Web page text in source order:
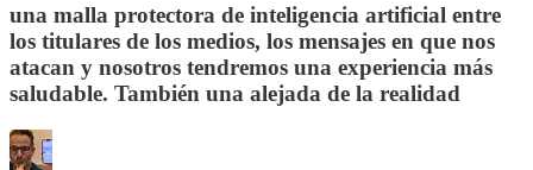
una malla protectora de inteligencia artificial entre
los titulares de los medios, los mensajes en que nos
atacan y nosotros tendremos una experiencia más
saludable. También una alejada de la realidad